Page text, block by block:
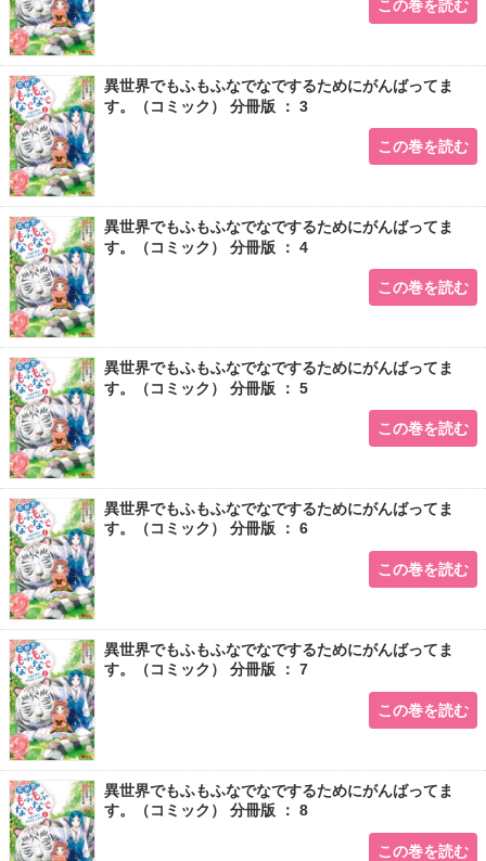
この巻を読む
異世界でもふもふなでなでするためにがんばってま
す。（コミック） 分冊版 ： 3
この巻を読む
異世界でもふもふなでなでするためにがんばってま
す。（コミック） 分冊版 ： 4
この巻を読む
異世界でもふもふなでなでするためにがんばってま
す。（コミック） 分冊版 ： 5
この巻を読む
異世界でもふもふなでなでするためにがんばってま
す。（コミック） 分冊版 ： 6
この巻を読む
異世界でもふもふなでなでするためにがんばってま
す。（コミック） 分冊版 ： 7
この巻を読む
異世界でもふもふなでなでするためにがんばってま
す。（コミック） 分冊版 ： 8
この巻を読む